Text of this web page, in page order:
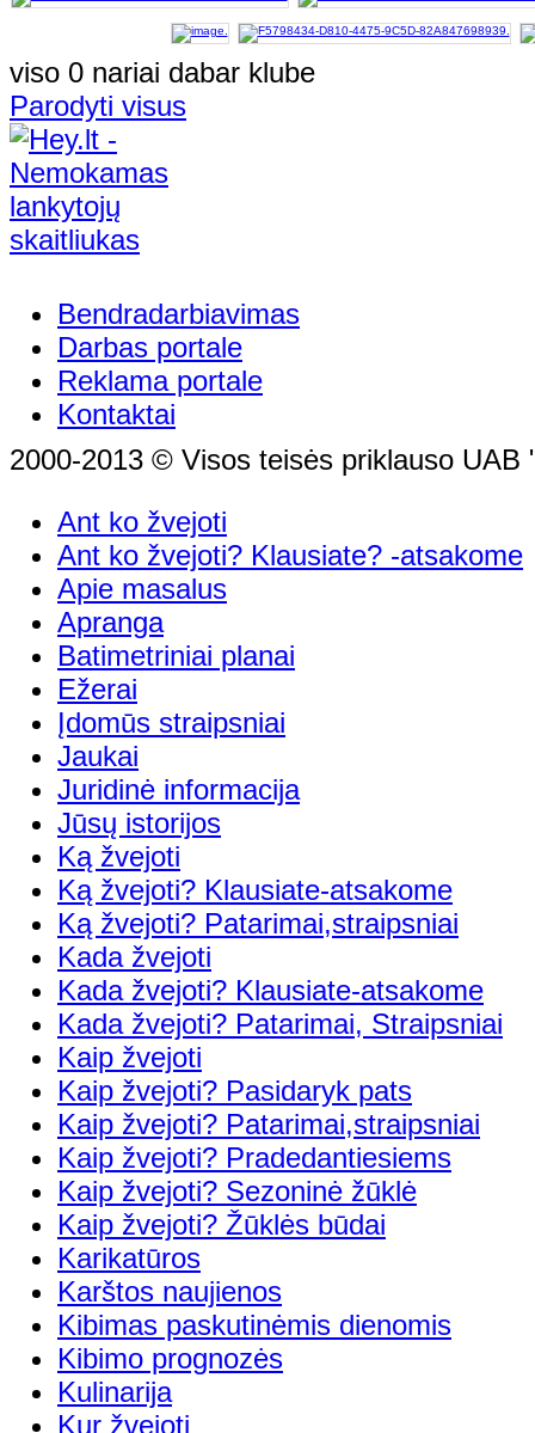
viso 0 nariai dabar klube
Parodyti visus
Bendradarbiavimas
Darbas portale
Reklama portale
Kontaktai
2000-2013 © Visos teisės priklauso UAB
Ant ko žvejoti
Ant ko žvejoti? Klausiate? -atsakome
Apie masalus
Apranga
Batimetriniai planai
Ežerai
Įdomūs straipsniai
Jaukai
Juridinė informacija
Jūsų istorijos
Ką žvejoti
Ką žvejoti? Klausiate-atsakome
Ką žvejoti? Patarimai,straipsniai
Kada žvejoti
Kada žvejoti? Klausiate-atsakome
Kada žvejoti? Patarimai, Straipsniai
Kaip žvejoti
Kaip žvejoti? Pasidaryk pats
Kaip žvejoti? Patarimai,straipsniai
Kaip žvejoti? Pradedantiesiems
Kaip žvejoti? Sezoninė žūklė
Kaip žvejoti? Žūklės būdai
Karikatūros
Karštos naujienos
Kibimas paskutinėmis dienomis
Kibimo prognozės
Kulinarija
Kur žvejoti